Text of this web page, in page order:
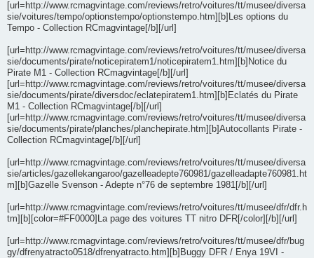
[url=http://www.rcmagvintage.com/reviews/retro/voitures/tt/musee/diversa
sie/voitures/tempo/optionstempo/optionstempo.htm][b]Les options du
Tempo - Collection RCmagvintage[/b][/url]
[url=http://www.rcmagvintage.com/reviews/retro/voitures/tt/musee/diversa
sie/documents/pirate/noticepiratem1/noticepiratem1.htm][b]Notice du
Pirate M1 - Collection RCmagvintage[/b][/url]
[url=http://www.rcmagvintage.com/reviews/retro/voitures/tt/musee/diversa
sie/documents/pirate/diversdoc/eclatepiratem1.htm][b]Eclatés du Pirate
M1 - Collection RCmagvintage[/b][/url]
[url=http://www.rcmagvintage.com/reviews/retro/voitures/tt/musee/diversa
sie/documents/pirate/planches/planchepirate.htm][b]Autocollants Pirate -
Collection RCmagvintage[/b][/url]
[url=http://www.rcmagvintage.com/reviews/retro/voitures/tt/musee/diversa
sie/articles/gazellekangaroo/gazelleadepte760981/gazelleadapte760981.ht
m][b]Gazelle Svenson - Adepte n°76 de septembre 1981[/b][/url]
[url=http://www.rcmagvintage.com/reviews/retro/voitures/tt/musee/dfr/dfr.h
tm][b][color=#FF0000]La page des voitures TT nitro DFR[/color][/b][/url]
[url=http://www.rcmagvintage.com/reviews/retro/voitures/tt/musee/dfr/bug
gy/dfrenyatracto0518/dfrenyatracto.htm][b]Buggy DFR / Enya 19VI -